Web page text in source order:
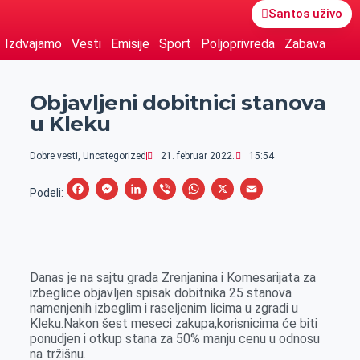
Santos uživo
Izdvajamo Vesti Emisije Sport Poljoprivreda Zabava
Objavljeni dobitnici stanova
u Kleku
Dobre vesti, Uncategorized 21. februar 2022. 15:54
Podeli:
F
b
o
o
k
M
e
n
g
e
L
e
d
I
n
V
r
W
s
A
p
p
X
E
l
Danas je na sajtu grada Zrenjanina i Komesarijata za
izbeglice objavljen spisak dobitnika 25 stanova
namenjenih izbeglim i raseljenim licima u zgradi u
Kleku.Nakon šest meseci zakupa,korisnicima će biti
ponudjen i otkup stana za 50% manju cenu u odnosu
na tržišnu.